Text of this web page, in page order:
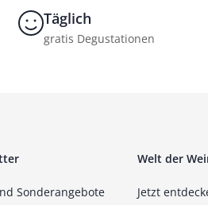
Täglich
gratis Degustationen
Sonderangebote
Welt der
Jetzt